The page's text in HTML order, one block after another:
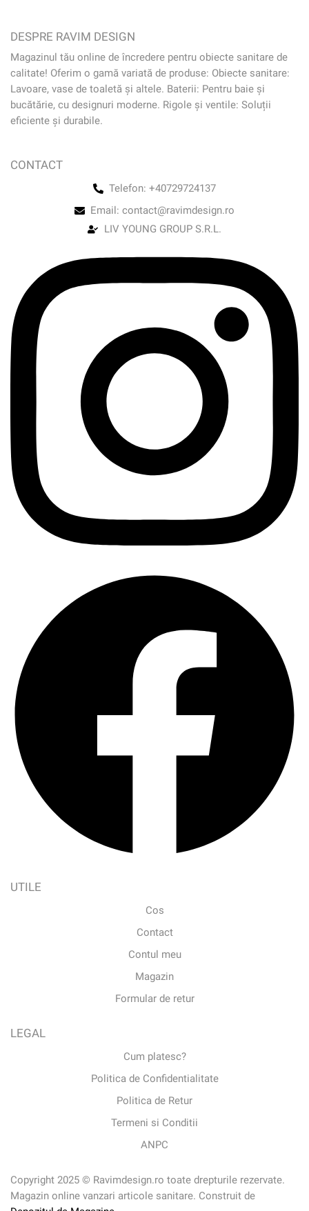
DESPRE RAVIM DESIGN
Magazinul tău online de încredere pentru obiecte sanitare de
calitate! Oferim o gamă variată de produse: Obiecte sanitare:
Lavoare, vase de toaletă și altele. Baterii: Pentru baie și
bucătărie, cu designuri moderne. Rigole și ventile: Soluții
eficiente și durabile.
CONTACT
Telefon: +40729724137
Email: contact@ravimdesign.ro
LIV YOUNG GROUP S.R.L.
UTILE
Cos
Contact
Contul meu
Magazin
Formular de retur
LEGAL
Cum platesc?
Politica de Confidentialitate
Politica de Retur
Termeni si Conditii
ANPC
Copyright 2025 © Ravimdesign.ro toate drepturile rezervate.
Magazin online vanzari articole sanitare. Construit de